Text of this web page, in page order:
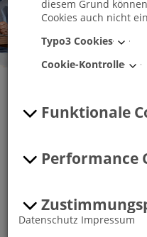
diesem Grund
Cookies auch nicht
Typo3 Cookies
Cookie-Kontrolle
Funktionale
Performance
Cookies
Datenschutz Impressum